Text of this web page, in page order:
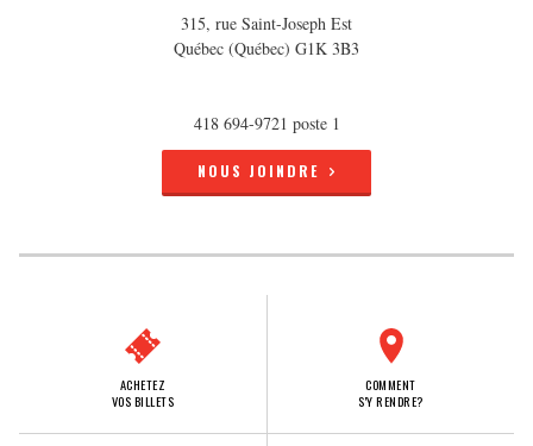
315, rue Saint-Joseph Est
Québec (Québec) G1K 3B3
418 694-9721 poste 1
NOUS JOINDRE
ACHETEZ
VOS BILLETS
COMMENT
S'Y RENDRE?